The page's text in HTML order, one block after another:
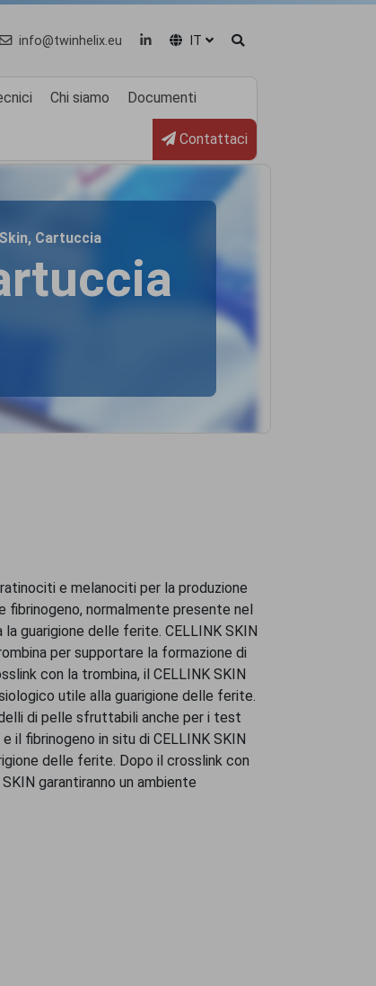
IT
info@twinhelix.eu
Chi siamo Documenti
Contattaci
Cartuccia
e melanociti per la produzione
normalmente presente nel
guarigione delle ferite. CELLINK SKIN
per supportare la formazione di
con la trombina, il CELLINK SKIN
utile alla guarigione delle ferite.
di pelle sfruttabili anche per i test
il fibrinogeno in situ di CELLINK SKIN
delle ferite. Dopo il crosslink con
garantiranno un ambiente